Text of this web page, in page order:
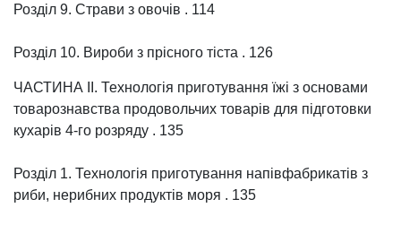
Розділ 9. Страви з овочів . 114
Розділ 10. Вироби з прісного тіста . 126
ЧАСТИНА ІІ. Технологія приготування їжі з основами
товарознавства продовольчих товарів для підготовки
кухарів 4-го розряду . 135
Розділ 1. Технологія приготування напівфабрикатів з
риби, нерибних продуктів моря . 135